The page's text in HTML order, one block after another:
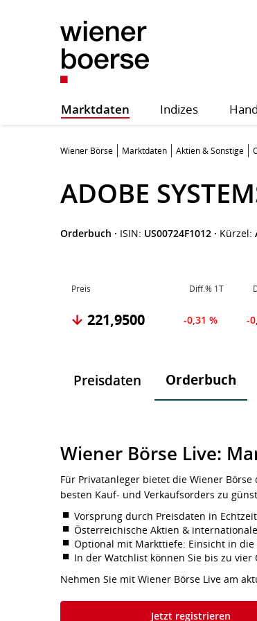
Marktdaten Indizes
Wiener Börse Marktdaten Aktien & Sonstige
ADOBE
Orderbuch · ISIN: US00724F1012 · Kürzel:
Preis Diff.% 1T
221,9500 -0,31 % -
Preisdaten Orderbuch
Wiener Börse Live:
Für Privatanleger bietet die Wiener
besten Kauf- und Verkaufsorders zu
Vorsprung durch Preisdaten in
Österreichische Aktien &
Optional mit Markttiefe: Einsicht in
In der Watchlist können Sie bis zu
Nehmen Sie mit Wiener Börse Live am
Jetzt registrieren